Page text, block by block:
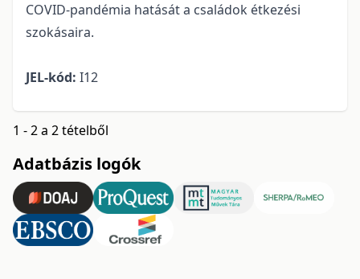
COVID-pandémia hatását a családok étkezési
szokásaira.
JEL-kód: I12
1 - 2 a 2 tételből
Adatbázis logók